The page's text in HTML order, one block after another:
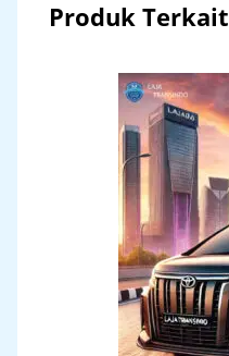
Produk Terkait